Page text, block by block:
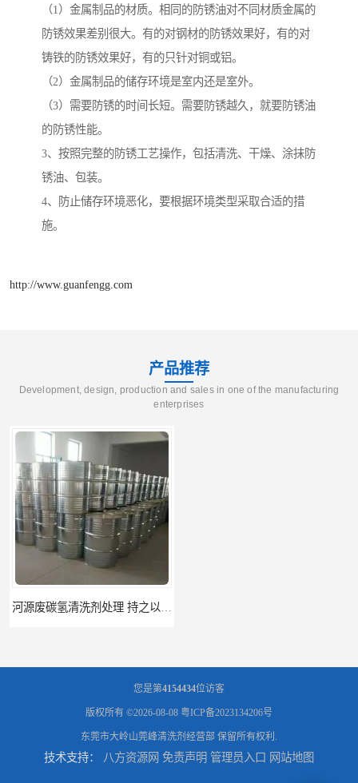
（1）金属制品的材质。相同的防锈油对不同材质金属的
防锈效果差别很大。有的对钢材的防锈效果好，有的对
铸铁的防锈效果好，有的只针对铜或铝。
（2）金属制品的储存环境是室内还是室外。
（3）需要防锈的时间长短。需要防锈越久，就要防锈油
的防锈性能。
3、按照完整的防锈工艺操作，包括清洗、干燥、涂抹防
锈油、包装。
4、防止储存环境恶化，要根据环境类型采取合适的措
施。
http://www.guanfengg.com
产品推荐
Development, design, production and sales in one of the manufacturing
enterprises
您是第4154434位访客
版权所有 ©2026-08-08 粤ICP备2023134206号
东莞市大岭山莞峰清洗剂经营部 保留所有权利.
技术支持： 八方资源网 免责声明 管理员入口 网站地图